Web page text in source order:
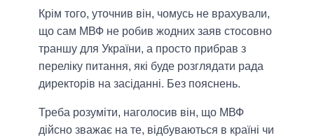
Крім того, уточнив він, чомусь не врахували,
що сам МВФ не робив жодних заяв стосовно
траншу для України, а просто прибрав з
переліку питання, які буде розглядати рада
директорів на засіданні. Без пояснень.
Треба розуміти, наголосив він, що МВФ
дійсно зважає на те, відбуваються в країні чи